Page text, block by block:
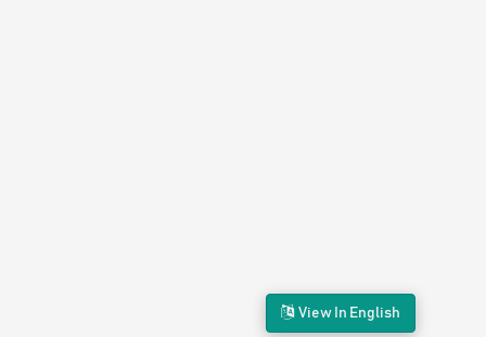
View In English